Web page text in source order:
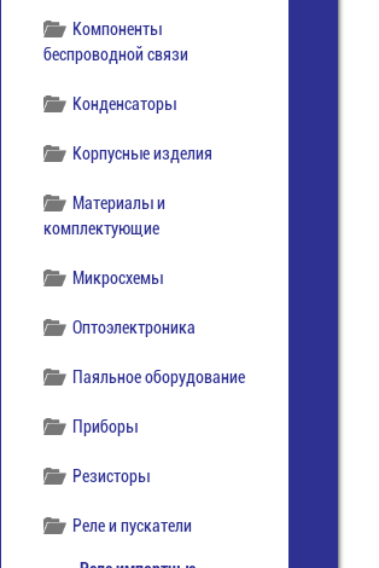
Компоненты
беспроводной связи
Конденсаторы
Корпусные изделия
Материалы и
комплектующие
Микросхемы
Оптоэлектроника
Паяльное оборудование
Приборы
Резисторы
Реле и пускатели